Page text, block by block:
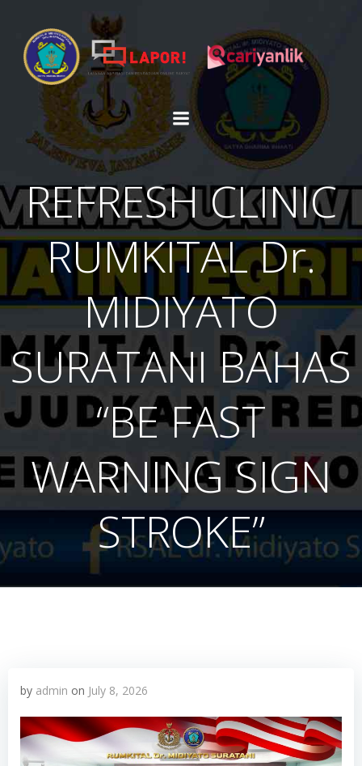
content
REFRESH CLINIC
RUMKITAL Dr.
MIDIYATO
SURATANI BAHAS
“BE FAST
WARNING SIGN
STROKE”
by admin on July 8, 2026